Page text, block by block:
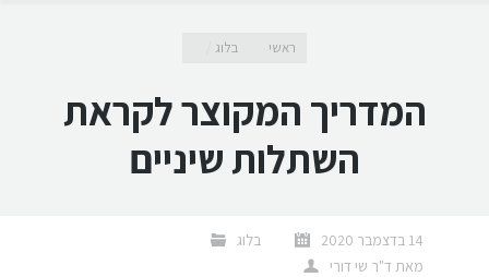
ראשי בלוג
המדריך המקוצר לקראת
השתלות שיניים
14 בדצמבר 2020
בלוג
מאת ד"ר שי דורי